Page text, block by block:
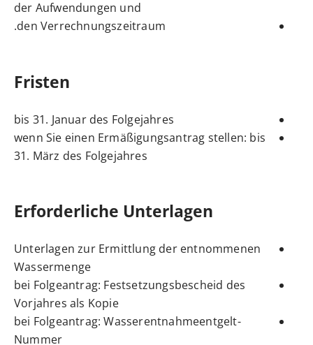
der Aufwendungen und
den Verrechnungszeitraum.
Fristen
bis 31. Januar des Folgejahres
wenn Sie einen Ermäßigungsantrag stellen: bis
31. März des Folgejahres
Erforderliche Unterlagen
Unterlagen zur Ermittlung der entnommenen
Wassermenge
bei Folgeantrag: Festsetzungsbescheid des
Vorjahres als Kopie
bei Folgeantrag: Wasserentnahmeentgelt-
Nummer